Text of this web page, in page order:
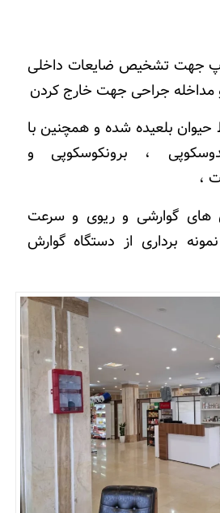
جهت تشخیص ضایعات داخلی
جراحی جهت خارج کردن
بلعیده شده و همچنین با
، برونکوسکوپی و
،
های گوارشی و ریوی و سرعت
برداری از دستگاه گوارش